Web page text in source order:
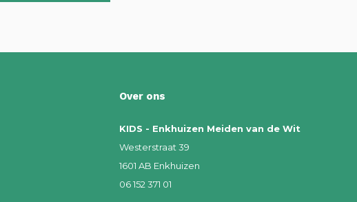
Over ons
KIDS - Enkhuizen Meiden van de Wit
Westerstraat 39
1601 AB Enkhuizen
06 152 371 01